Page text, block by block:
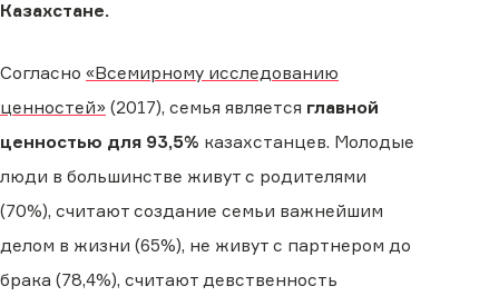
Казахстане.
Согласно «Всемирному исследованию
ценностей» (2017), семья является главной
ценностью для 93,5% казахстанцев. Молодые
люди в большинстве живут с родителями
(70%), считают создание семьи важнейшим
делом в жизни (65%), не живут с партнером до
брака (78,4%), считают девственность